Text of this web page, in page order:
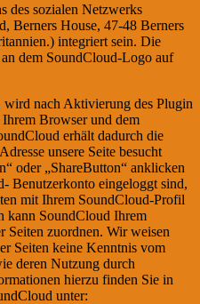
des sozialen Netzwerks
Berners House, 47-48 Berners
integriert sein. Die
dem SoundCloud-Logo auf
wird nach Aktivierung des Plugin
Browser und dem
erhält dadurch die
unsere Seite besucht
oder „ShareButton“ anklicken
Benutzerkonto eingeloggt sind,
mit Ihrem SoundCloud-Profil
kann SoundCloud Ihrem
Seiten zuordnen. Wir weisen
Seiten keine Kenntnis vom
deren Nutzung durch
hierzu finden Sie in
unter: